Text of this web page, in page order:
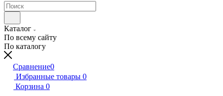
Каталог
По всему сайту
По каталогу
Сравнение0
Избранные товары 0
Корзина 0